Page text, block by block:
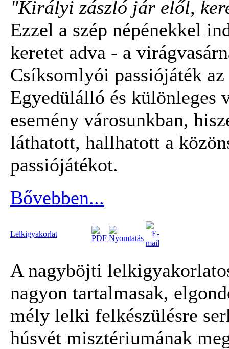
"Királyi zászló jár elől,
Ezzel a szép népénekkel
keretet adva - a
Csíksomlyói passiójáték
Egyedülálló és különleges
esemény városunkban,
láthatott, hallhatott a
passiójátékot.
Bővebben...
Lelkigyakorlat
A nagyböjti
nagyon tartalmasak,
mély lelki felkészülésre
húsvét misztériumának